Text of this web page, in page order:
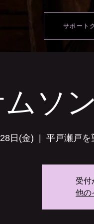
サポート
ソ
日(金) 平戸瀬戸を
受付
他の